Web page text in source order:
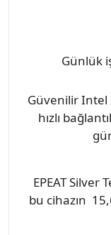
Günlük
Güvenilir Intel
hızlı
EPEAT Silver
bu cihazın